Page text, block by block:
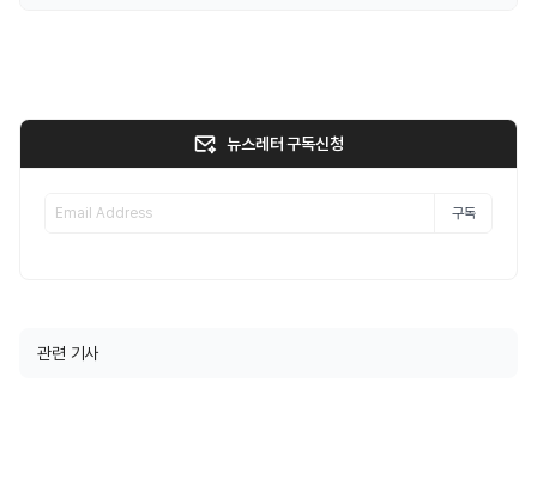
뉴스레터 구독신청
구독
관련 기사